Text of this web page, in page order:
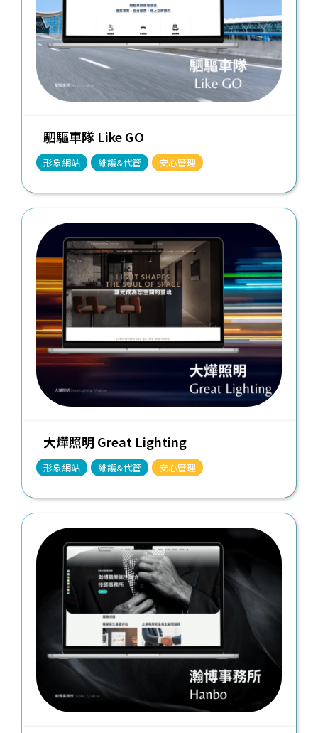
駟驅車隊 Like GO
形象網站 維護&代管 安心管理
大燁照明 Great Lighting
形象網站 維護&代管 安心管理